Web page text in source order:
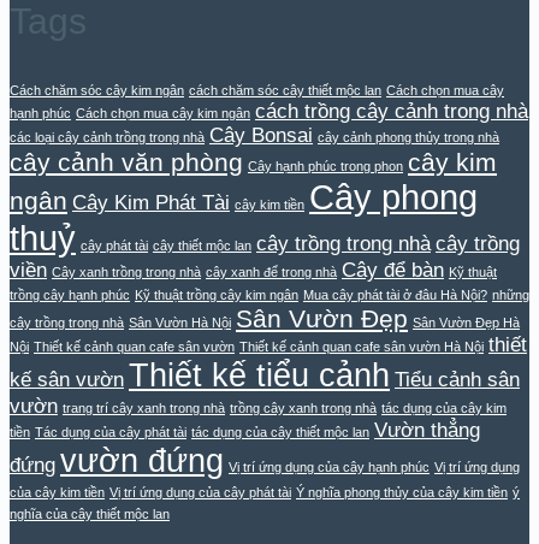
Tags
Cách chăm sóc cây kim ngân cách chăm sóc cây thiết mộc lan Cách chọn mua cây
hạnh phúc Cách chọn mua cây kim ngân cách trồng cây cảnh trong nhà
các loại cây cảnh trồng trong nhà Cây Bonsai cây cảnh phong thủy trong nhà
cây cảnh văn phòng Cây hạnh phúc trong phon cây kim
ngân Cây Kim Phát Tài cây kim tiền Cây phong
thuỷ cây phát tài cây thiết mộc lan cây trồng trong nhà cây trồng
viền Cây xanh trồng trong nhà cây xanh để trong nhà Cây để bàn Kỹ thuật
trồng cây hạnh phúc Kỹ thuật trồng cây kim ngân Mua cây phát tài ở đâu Hà Nội? những
cây trồng trong nhà Sân Vườn Hà Nội Sân Vườn Đẹp Sân Vườn Đẹp Hà
Nội Thiết kế cảnh quan cafe sân vườn Thiết kế cảnh quan cafe sân vườn Hà Nội thiết
kế sân vườn Thiết kế tiểu cảnh Tiểu cảnh sân
vườn trang trí cây xanh trong nhà trồng cây xanh trong nhà tác dụng của cây kim
tiền Tác dụng của cây phát tài tác dụng của cây thiết mộc lan Vườn thẳng
đứng vườn đứng Vị trí ứng dụng của cây hạnh phúc Vị trí ứng dụng
của cây kim tiền Vị trí ứng dụng của cây phát tài Ý nghĩa phong thủy của cây kim tiền ý
nghĩa của cây thiết mộc lan